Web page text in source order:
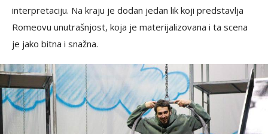
interpretaciju. Na kraju je dodan jedan lik koji predstavlja
Romeovu unutrašnjost, koja je materijalizovana i ta scena
je jako bitna i snažna.